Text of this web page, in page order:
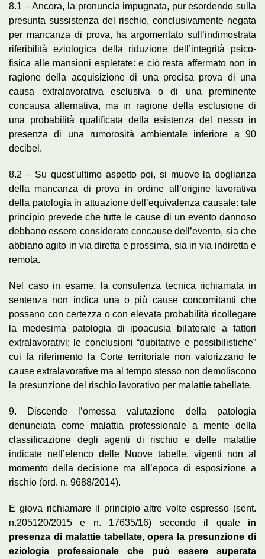
8.1 – Ancora, la pronuncia impugnata, pur esordendo sulla
presunta sussistenza del rischio, conclusivamente negata
per mancanza di prova, ha argomentato sull’indimostrata
riferibilità eziologica della riduzione dell’integrità psico-
fisica alle mansioni espletate: e ciò resta affermato non in
ragione della acquisizione di una precisa prova di una
causa extralavorativa esclusiva o di una preminente
concausa alternativa, ma in ragione della esclusione di
una probabilità qualificata della esistenza del nesso in
presenza di una rumorosità ambientale inferiore a 90
decibel.
8.2 – Su quest’ultimo aspetto poi, si muove la doglianza
della mancanza di prova in ordine all’origine lavorativa
della patologia in attuazione dell’equivalenza causale: tale
principio prevede che tutte le cause di un evento dannoso
debbano essere considerate concause dell’evento, sia che
abbiano agito in via diretta e prossima, sia in via indiretta e
remota.
Nel caso in esame, la consulenza tecnica richiamata in
sentenza non indica una o più cause concomitanti che
possano con certezza o con elevata probabilità ricollegare
la medesima patologia di ipoacusia bilaterale a fattori
extralavorativi; le conclusioni “dubitative e possibilistiche”
cui fa riferimento la Corte territoriale non valorizzano le
cause extralavorative ma al tempo stesso non demoliscono
la presunzione del rischio lavorativo per malattie tabellate.
9. Discende l’omessa valutazione della patologia
denunciata come malattia professionale a mente della
classificazione degli agenti di rischio e delle malattie
indicate nell’elenco delle Nuove tabelle, vigenti non al
momento della decisione ma all’epoca di esposizione a
rischio (ord. n. 9688/2014).
E giova richiamare il principio altre volte espresso (sent.
n.205120/2015 e n. 17635/16) secondo il quale in
presenza di malattie tabellate, opera la presunzione di
eziologia professionale che può essere superata